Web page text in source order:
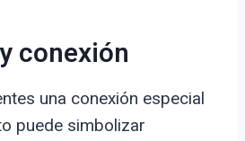
conexión
una conexión especial
puede simbolizar